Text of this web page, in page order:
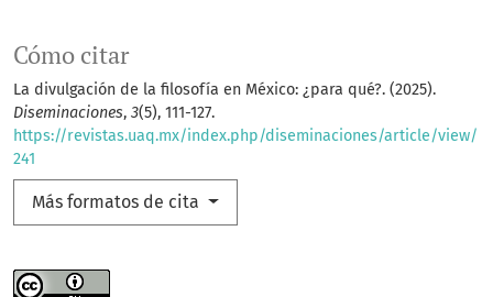
Cómo citar
La divulgación de la filosofía en México: ¿para qué?. (2025).
Diseminaciones, 3(5), 111-127.
https://revistas.uaq.mx/index.php/diseminaciones/article/view/
241
Más formatos de cita